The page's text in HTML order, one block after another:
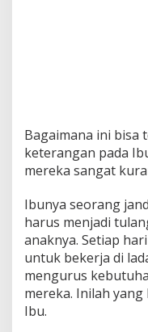
Bagaimana ini bisa
keterangan pada
mereka sangat
Ibunya seorang
harus menjadi
anaknya. Setiap
untuk bekerja di
mengurus
mereka. Inilah
Ibu.